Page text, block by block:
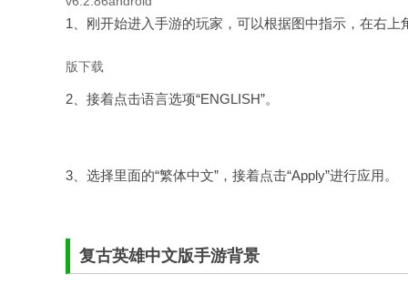
1、刚开始进入手游的玩家，可以根据图中指示，在右上
2、接着点击语言选项“ENGLISH”。
3、选择里面的“繁体中文”，接着点击“Apply”进行应用。
复古英雄中文版手游背景